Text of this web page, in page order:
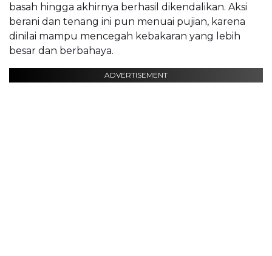
basah hingga akhirnya berhasil dikendalikan. Aksi
berani dan tenang ini pun menuai pujian, karena
dinilai mampu mencegah kebakaran yang lebih
besar dan berbahaya.
ADVERTISEMENT